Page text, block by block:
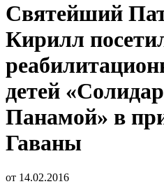
Святейший
Кирилл
детей
Панамой» в
Гаваны
от 14.02.2016